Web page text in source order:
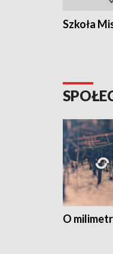
Szkoła
O milimetr